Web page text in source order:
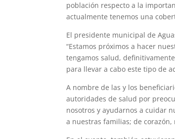
población respecto a la
actualmente tenemos una
El presidente municipal de
“Estamos próximos a hacer
tengamos salud,
para llevar a cabo este tipo de
A nombre de las y los
autoridades de salud por
nosotros y ayudarnos a cuidar
a nuestras familias; de corazón,